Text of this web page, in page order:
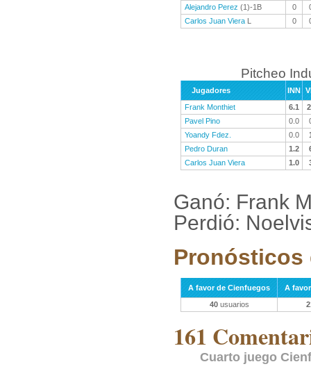
Alejandro Perez (1)-1B 0
Carlos Juan Viera L 0
Pitcheo
Jugadores INN
Frank Monthiet
6.1
Pavel Pino
0.0
Yoandy Fdez.
0.0
Pedro Duran
1.2
Carlos Juan Viera
1.0
Ganó: Frank
Perdió:
Pronósticos
A favor de Cienfuegos
A
40usuarios
161
Cuarto juego